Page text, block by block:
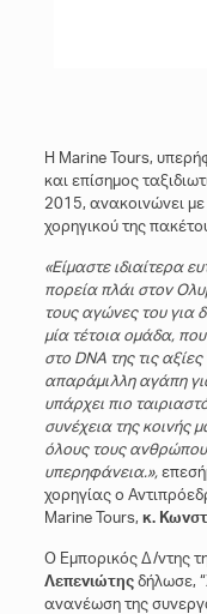
H Marine Tours,
και επίσημος
2015, ανακοινώνει
χορηγικού της
«Είμαστε ιδιαίτερα
πορεία πλάι στον
τους αγώνες του για
μία τέτοια ομάδα,
στο DNA της τις
απαράμιλλη αγάπη
υπάρχει πιο
συνέχεια της κοινής
όλους τους
υπερηφάνεια.»,
χορηγίας ο
Marine Tours, κ.
O Εμπορικός Δ/ντης
Λεπενιώτηςδήλωσε,
ανανέωση της